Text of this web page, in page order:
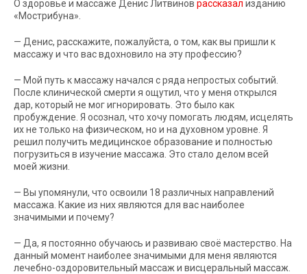
О здоровье и массаже Денис Литвинов рассказал изданию
«Мострибуна».
— Денис, расскажите, пожалуйста, о том, как вы пришли к
массажу и что вас вдохновило на эту профессию?
— Мой путь к массажу начался с ряда непростых событий.
После клинической смерти я ощутил, что у меня открылся
дар, который не мог игнорировать. Это было как
пробуждение. Я осознал, что хочу помогать людям, исцелять
их не только на физическом, но и на духовном уровне. Я
решил получить медицинское образование и полностью
погрузиться в изучение массажа. Это стало делом всей
моей жизни.
— Вы упомянули, что освоили 18 различных направлений
массажа. Какие из них являются для вас наиболее
значимыми и почему?
— Да, я постоянно обучаюсь и развиваю своё мастерство. На
данный момент наиболее значимыми для меня являются
лечебно-оздоровительный массаж и висцеральный массаж.